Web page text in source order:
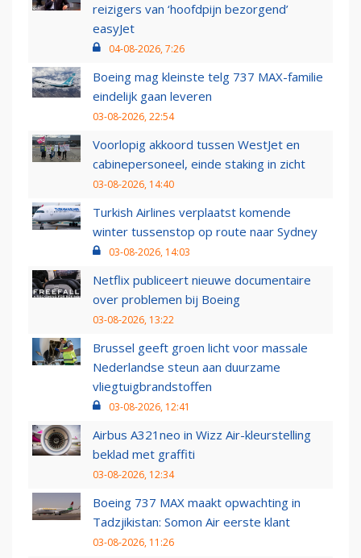
reizigers van ‘hoofdpijn bezorgend’
easyJet
04-08-2026, 7:26
Boeing mag kleinste telg 737 MAX-familie
eindelijk gaan leveren
03-08-2026, 22:54
Voorlopig akkoord tussen WestJet en
cabinepersoneel, einde staking in zicht
03-08-2026, 14:40
Turkish Airlines verplaatst komende
winter tussenstop op route naar Sydney
03-08-2026, 14:03
Netflix publiceert nieuwe documentaire
over problemen bij Boeing
03-08-2026, 13:22
Brussel geeft groen licht voor massale
Nederlandse steun aan duurzame
vliegtuigbrandstoffen
03-08-2026, 12:41
Airbus A321neo in Wizz Air-kleurstelling
beklad met graffiti
03-08-2026, 12:34
Boeing 737 MAX maakt opwachting in
Tadzjikistan: Somon Air eerste klant
03-08-2026, 11:26